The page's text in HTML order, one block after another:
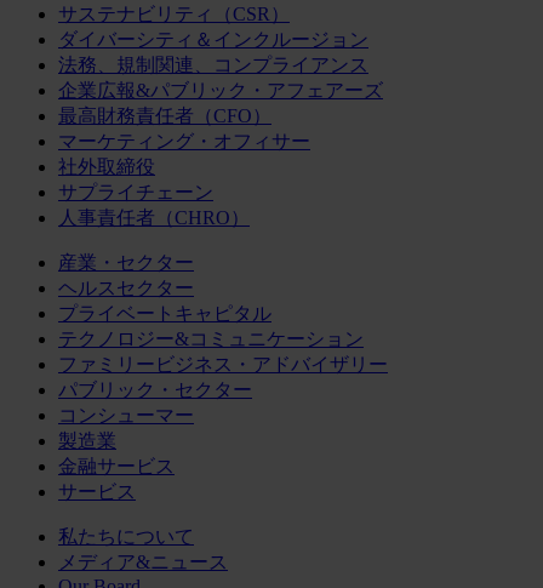
サステナビリティ（CSR）
ダイバーシティ＆インクルージョン
法務、規制関連、コンプライアンス
企業広報&パブリック・アフェアーズ
最高財務責任者（CFO）
マーケティング・オフィサー
社外取締役
サプライチェーン
人事責任者（CHRO）
産業・セクター
ヘルスセクター
プライベートキャピタル
テクノロジー&コミュニケーション
ファミリービジネス・アドバイザリー
パブリック・セクター
コンシューマー
製造業
金融サービス
サービス
私たちについて
メディア&ニュース